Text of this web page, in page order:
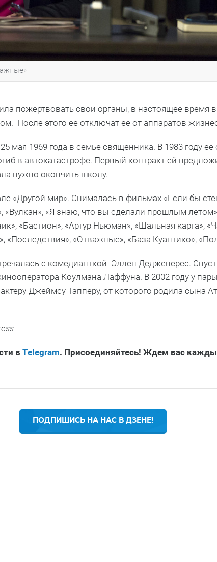
пожертвовать свои органы, в настоящее время
После этого ее отключат ее от аппаратов
мая 1969 года в семье священника. В 1983 году
в автокатастрофе. Первый контракт ей
нужно окончить школу.
«Другой мир». Снималась в фильмах «Если бы
«Вулкан», «Я знаю, что вы сделали прошлым
«Бастион», «Артур Ньюман», «Шальная карта»,
«Последствия», «Отважные», «База Куантико»,
с комедианткой Эллен Дедженерес.
Коулмана Лаффуна. В 2002 году у
Джеймсу Тапперу, от которого родила сына
в Telegram. Присоединяйтесь! Ждем вас
ПОДПИШИСЬ НА НАС В ДЗЕНЕ!